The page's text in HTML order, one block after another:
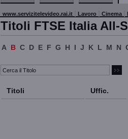
www.servizitelevideo.rai.it Lavoro Cinema
Titoli FTSE Italia All-
A B C D E F G H I J K L M N
Titoli Uffic.